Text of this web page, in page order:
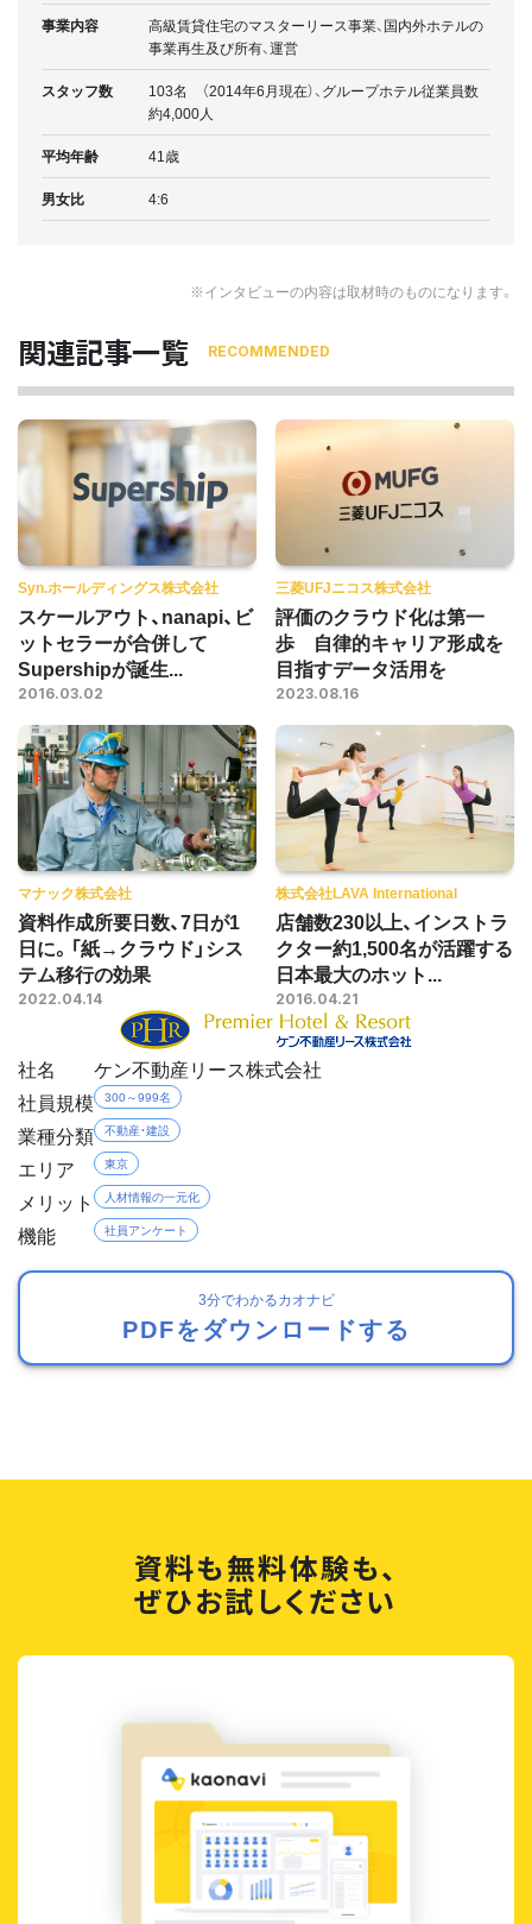
事業内容
高級賃貸住宅のマスターリース事業、国内外ホテルの
事業再生及び所有、運営
スタッフ数
103名 （2014年6月現在）、グループホテル従業員数
約4,000人
平均年齢
41歳
男女比
4:6
※インタビューの内容は取材時のものになります。
関連記事一覧 RECOMMENDED
Syn.ホールディングス株式会社
スケールアウト、nanapi、ビ
ットセラーが合併して
Supershipが誕生...
2016.03.02
三菱UFJニコス株式会社
評価のクラウド化は第一
歩 自律的キャリア形成を
目指すデータ活用を
2023.08.16
マナック株式会社
資料作成所要日数、7日が1
日に。「紙→クラウド」シス
テム移行の効果
2022.04.14
株式会社LAVA International
店舗数230以上、インストラ
クター約1,500名が活躍する
日本最大のホット...
2016.04.21
社名
ケン不動産リース株式会社
社員規模
300～999名
業種分類 不動産・建設
エリア 東京
メリット 人材情報の一元化
機能 社員アンケート
3分でわかるカオナビ
PDFをダウンロードする
資料も無料体験も、
ぜひお試しください